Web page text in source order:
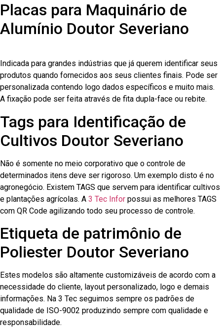
Placas para Maquinário de
Alumínio Doutor Severiano
Indicada para grandes indústrias que já querem identificar seus
produtos quando fornecidos aos seus clientes finais. Pode ser
personalizada contendo logo dados específicos e muito mais.
A fixação pode ser feita através de fita dupla-face ou rebite.
Tags para Identificação de
Cultivos Doutor Severiano
Não é somente no meio corporativo que o controle de
determinados itens deve ser rigoroso. Um exemplo disto é no
agronegócio. Existem TAGS que servem para identificar cultivos
e plantações agrícolas. A 3 Tec Infor possui as melhores TAGS
com QR Code agilizando todo seu processo de controle.
Etiqueta de patrimônio de
Poliester Doutor Severiano
Estes modelos são altamente customizáveis de acordo com a
necessidade do cliente, layout personalizado, logo e demais
informações. Na 3 Tec seguimos sempre os padrões de
qualidade de ISO-9002 produzindo sempre com qualidade e
responsabilidade.